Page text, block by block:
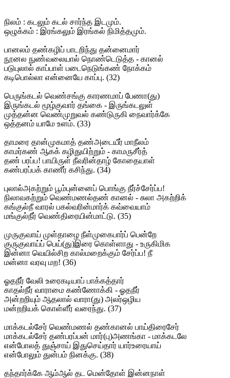
நிலம் : கடலும் கடல் சார்ந்த இடமும்.
ஒழுக்கம் : இரங்கலும் இரங்கல் நிமித்தமும்.
பானலம் தண்கழிப் பாடறிந்து தன்னைமார்
நூனல நுண்வலையால் நொண்டெடுத்த - கானல்
படுபுலால் காப்பாள் படைநெடுங்கண் நோக்கம்
கடிபொல்லா என்னையே காப்பு. (32)
பெருங்கடல் வெண்சங்கு காரணமாப் பேணா(து)
இருங்கடல் மூழ்குவார் தங்கை - இருங்கடலுள்
முத்தன்ன வெண்முறுவல் கண்டுருகி நைவார்க்கே
ஒத்தனம் யாமே உளம். (33)
தாமரை தான்முகமாத் தண்அடையீர் மாநீலம்
காமர்கண் ஆகக் கழிதுயிற்றும் - காமருசீர்த்
தண் பரப்ப! பாயிருள் நீவரின்தாழ் கோதையாள்
கண்பரப்பக் காணீர் கசிந்து. (34)
புலால்அகற்றும் பூம்புன்னைப் பொங்கு நீர்ச்சேர்ப்ப!
நிலாவகற்றும் வெண்மணல்தண் கானல் - சுலா அகற்றிக்
கங்குல்நீ வாரல் பகல்வரின்மார்க் கவ்வையாம்
மங்குல்நீர் வெண்திரையின்மாட்டு. (35)
முருகுவாய் முள்தாழை நீள்முகைபார்ப் பென்றே
குருகுவாய்ப் பெய்(து)இரை கொள்ளாது - உருகிமிக
இன்னா வெயில்சிற கால்மறைக்கும் சேர்ப்ப! நீ
மன்னா வரவு மற! (36)
ஓதநீர் வேலி உரைகடியாப் பாக்கத்தார்
காதல்நீர் வாராமை கண்ணோக்கி - ஓதநீர்
அன்றறியும் ஆதலால் வாரா(து) அலர்ஒழிய
மன்றறியக் கொள்ளீர் வரைந்து. (37)
மாக்கடல்சேர் வெண்மணல் தண்கானல் பாய்திரைசேர்
மாக்கடல்சேர் தண்பரப்பன் மார்(பு)அணங்கா - மாக்கடலே
என்போலத் துஞ்சாய் இதுசெய்தார் யார்உரையாய்
என்போலும் துன்பம் நினக்கு. (38)
தந்தார்க்கே ஆம்ஆல் தட மென்தோள் இன்னநாள்